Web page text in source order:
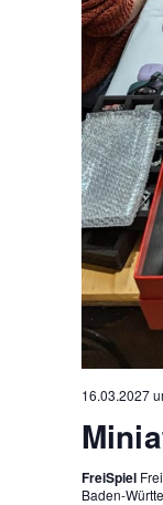
16.03.2027
FreiSpiel
Baden-